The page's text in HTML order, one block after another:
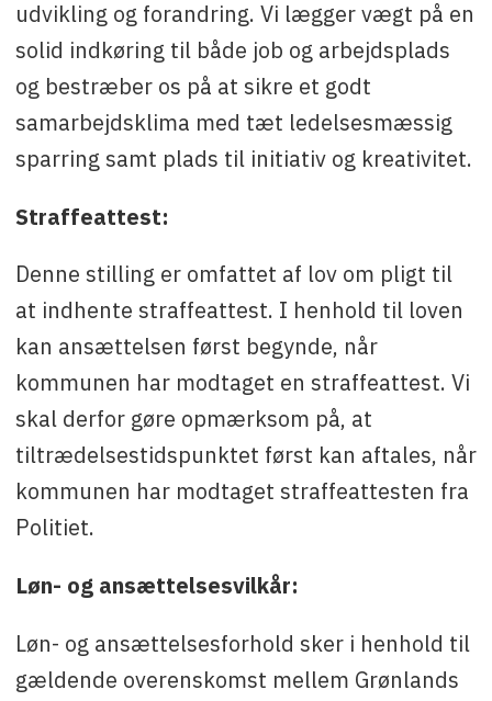
udvikling og forandring. Vi lægger vægt på en
solid indkøring til både job og arbejdsplads
og bestræber os på at sikre et godt
samarbejdsklima med tæt ledelsesmæssig
sparring samt plads til initiativ og kreativitet.
Straffeattest:
Denne stilling er omfattet af lov om pligt til
at indhente straffeattest. I henhold til loven
kan ansættelsen først begynde, når
kommunen har modtaget en straffeattest. Vi
skal derfor gøre opmærksom på, at
tiltrædelsestidspunktet først kan aftales, når
kommunen har modtaget straffeattesten fra
Politiet.
Løn- og ansættelsesvilkår:
Løn- og ansættelsesforhold sker i henhold til
gældende overenskomst mellem Grønlands